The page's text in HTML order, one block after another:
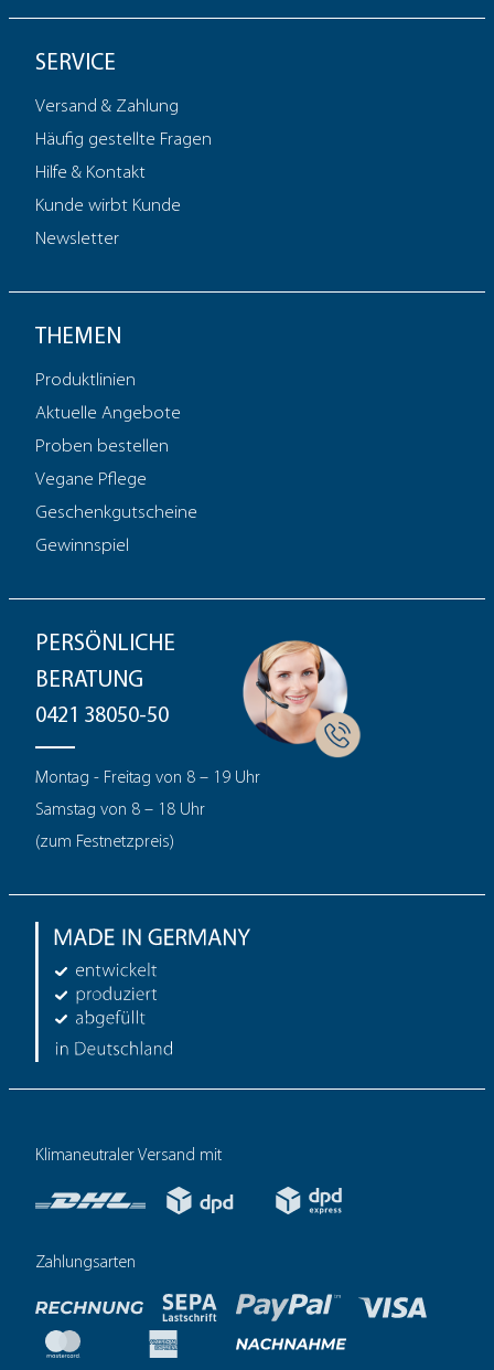
SERVICE
Versand & Zahlung
Häufig gestellte Fragen
Hilfe & Kontakt
Kunde wirbt Kunde
Newsletter
THEMEN
Produktlinien
Aktuelle Angebote
Proben bestellen
Vegane Pflege
Geschenkgutscheine
Gewinnspiel
PERSÖNLICHE
BERATUNG
0421 38050-50
Montag - Freitag von 8 – 19 Uhr
Samstag von 8 – 18 Uhr
(zum Festnetzpreis)
Klimaneutraler Versand mit
Zahlungsarten